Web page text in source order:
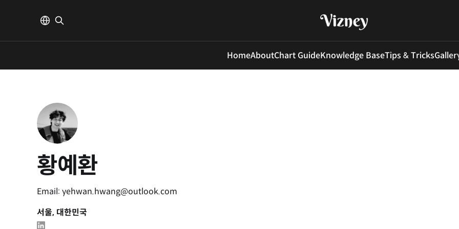
HomeAboutChart GuideKnowledge BaseTips & Tricks
황예환
Email: yehwan.hwang@outlook.com
서울, 대한민국